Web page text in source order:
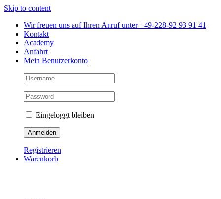
Skip to content
Wir freuen uns auf Ihren Anruf unter +49-228-92 93 91 41
Kontakt
Academy
Anfahrt
Mein Benutzerkonto
Eingeloggt bleiben
Registrieren
Warenkorb